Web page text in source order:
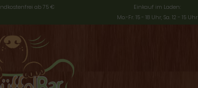
ab 75 €
Einkauf im Laden:
Mo.-Fr. 15 - 18 Uhr, Sa. 12 - 15 Uhr